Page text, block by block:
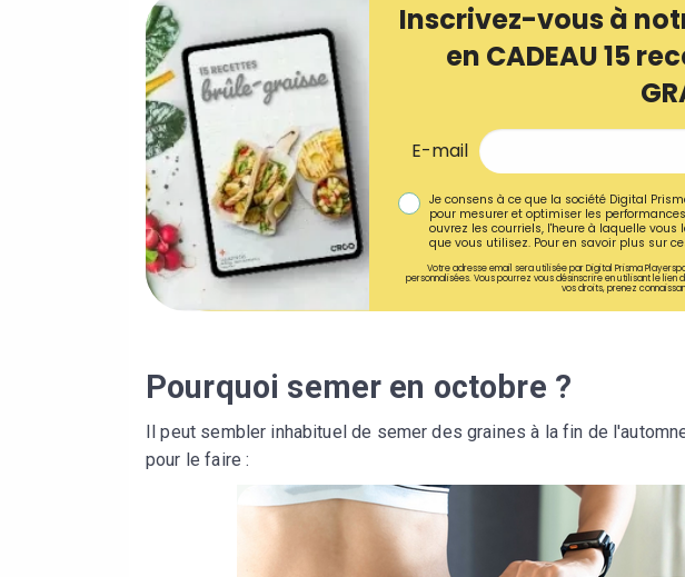
Inscrivez-vous à
en CADEAU 15
E-mail
Je consens à ce que la société Digital
pour mesurer et optimiser les
ouvrez les courriels, l'heure à laquelle
que vous utilisez. Pour en savoir plus sur
Votre adresse email sera utilisée par Digital Prisma
personnalisées. Vous pourrez vous désinscrire en utilisant le
vos droits, prenez
Pourquoi semer en octobre ?
Il peut sembler inhabituel de semer des graines à la fin de
pour le faire :